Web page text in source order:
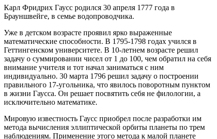
Карл Фридрих Гаусс родился 30 апреля 1777 года в
Брауншвейге, в семье водопроводчика.
Уже в детском возрасте проявил ярко выраженные
математические способности. В 1795-1798 годах учился в
Геттингенском университете. В 10-летнем возрасте решил
задачу о суммировании чисел от 1 до 100, чем обратил на себя
внимание учителя и тот начал заниматься с ним
индивидуально. 30 марта 1796 решил задачу о построении
правильного 17-угольника, что явилось поворотным пунктом
в жизни Гаусса. Он решает посвятить себя не филологии, а
исключительно математике.
Мировую известность Гаусс приобрел после разработки им
метода вычисления эллиптической орбиты планеты по трем
наблюдениям. Применение этого метода к малой планете